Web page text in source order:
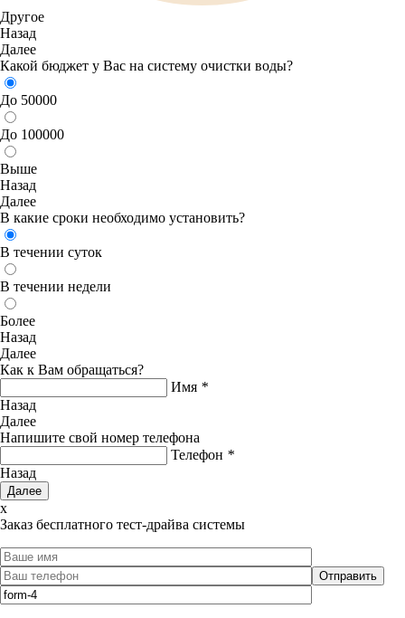
Другое
Назад
Далее
Какой бюджет у Вас на систему очистки воды?
До 50000
До 100000
Выше
Назад
Далее
В какие сроки необходимо установить?
В течении суток
В течении недели
Более
Назад
Далее
Как к Вам обращаться?
Имя *
Назад
Далее
Напишите свой номер телефона
Телефон *
Назад
x
Заказ бесплатного тест-драйва системы